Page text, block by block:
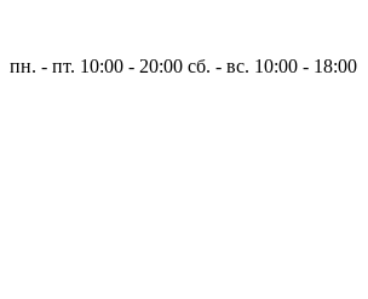
пн. - пт. 10:00 - 20:00 сб. - вс. 10:00 - 18:00